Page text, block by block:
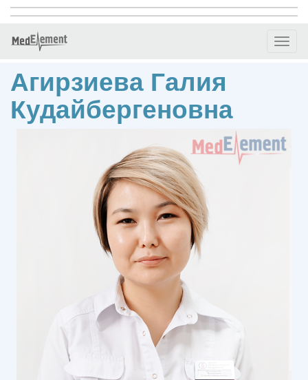
Агирзиева Галия
Кудайбергеновна